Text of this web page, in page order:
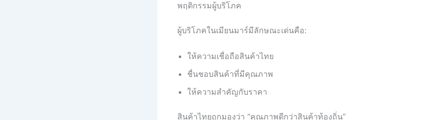
พฤติกรรมผู้บริโภค
ผู้บริโภคในเมียนมาร์มีลักษณะเด่นคือ:
ให้ความเชื่อถือสินค้าไทย
ชื่นชอบสินค้าที่มีคุณภาพ
ให้ความสำคัญกับราคา
สินค้าไทยถูกมองว่า “คุณภาพดีกว่าสินค้าท้องถิ่น”